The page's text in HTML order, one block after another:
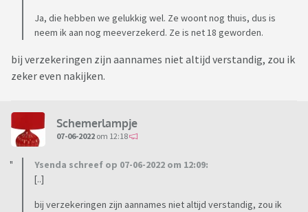
Ja, die hebben we gelukkig wel. Ze woont nog thuis, dus is
neem ik aan nog meeverzekerd. Ze is net 18 geworden.
bij verzekeringen zijn aannames niet altijd verstandig, zou ik
zeker even nakijken.
Schemerlampje
07-06-2022 om 12:18
Ysenda schreef op 07-06-2022 om 12:09:
[..]
bij verzekeringen zijn aannames niet altijd verstandig, zou ik